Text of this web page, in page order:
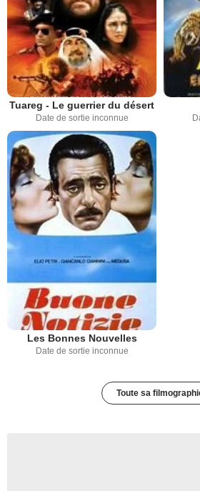
Tuareg - Le guerrier du désert
Date de sortie inconnue
Les Bonnes Nouvelles
Date de sortie inconnue
Toute sa